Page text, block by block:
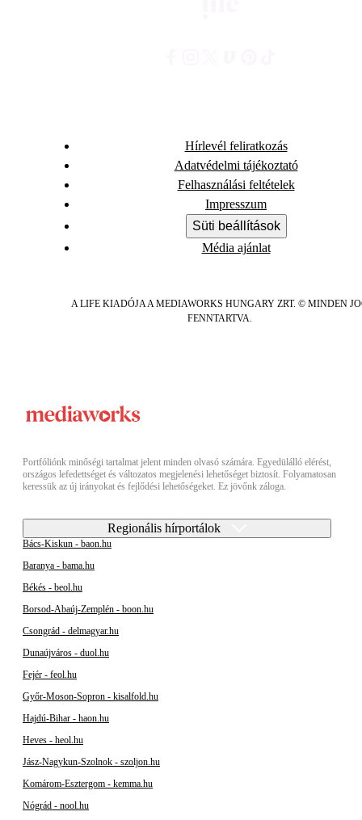
Hírlevél feliratkozás
Adatvédelmi tájékoztató
Felhasználási feltételek
Impresszum
Süti beállítások
Média ajánlat
A LIFE KIADÓJA A MEDIAWORKS HUNGARY ZRT. © MINDEN
FENNTARTVA.
Portfóliónk minőségi tartalmat jelent minden olvasó számára. Egyedülálló elérést,
országos lefedettséget és változatos megjelenési lehetőséget biztosít. Folyamatosan
keressük az új irányokat és fejlődési lehetőségeket. Ez jövőnk záloga.
Regionális hírportálok
Bács-Kiskun - baon.hu
Baranya - bama.hu
Békés - beol.hu
Borsod-Abaúj-Zemplén - boon.hu
Csongrád - delmagyar.hu
Dunaújváros - duol.hu
Fejér - feol.hu
Győr-Moson-Sopron - kisalfold.hu
Hajdú-Bihar - haon.hu
Heves - heol.hu
Jász-Nagykun-Szolnok - szoljon.hu
Komárom-Esztergom - kemma.hu
Nógrád - nool.hu